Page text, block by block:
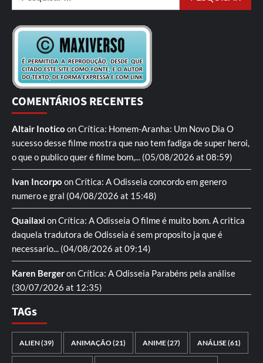
COMENTÁRIOS RECENTES
Altair Inotico onCrítica: Homem-Aranha: Um Novo Dia O
sucesso desse filme mostra que nao tem fadiga de super heroi,
o que o publico quer é filme bom,... (05/08/2026 at 08:59)
Ivan Incorpo onCrítica: A Odisseia concordo em genero
numero e gral (04/08/2026 at 15:48)
QuailaxionCrítica: A Odisseia O filme é muito bom. A critica
daquela tradutora de Odisseia é sem proposito ja que é
necessario... (04/08/2026 at 09:14)
Karen BergeronCrítica: A Odisseia Parabéns pela análise
(30/07/2026 at 12:35)
TAGs
ALIEN(39) ANIMAÇÃO(21) ANIME(27) ANÁLISE(61)